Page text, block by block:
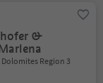
&
Region 3